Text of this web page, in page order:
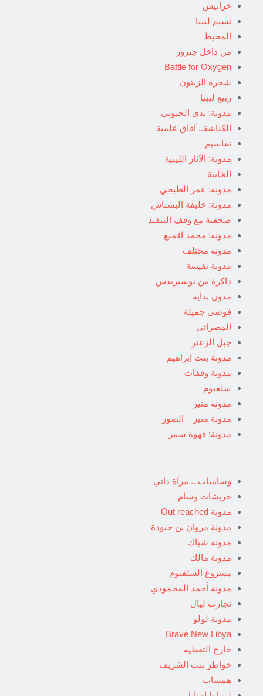
خرابيش
نسيم ليبيا
المحيط
من داخل جنزور
Battle for Oxygen
شجرة الزيتون
ربيع ليبيا
مدونة: ندى الحبوني
الكناشة.. آفاق علمية
تقاسيم
مدونة: الآثار الليبية
الخابية
مدونة: عمر الطبجي
مدونة: خليفة البشباش
صحفية مع وقف التنفيذ
مدونة: محمد اقميع
مدونة مختلف
مدونة نفيسة
ذاكرة من يوسبريدس
مدون بداية
فوضى جميلة
المصراتي
جبل الزعتر
مدونة بنت إبراهيم
مدونة وقفات
سلفيوم
مدونة منير
مدونة منير – الصور
مدونة: قهوة سمر
وساميات .. مرآة ذاتي
خربشات وسام
مدونة Out reached
مدونة مروان بن جبودة
مدونة شباك
مدونة مالك
مشروع السلفيوم
مدونة أحمد المحمودي
تجارب ليال
مدونة لولو
Brave New Libya
خارج التغطية
خواطر بنت الشريف
همسات